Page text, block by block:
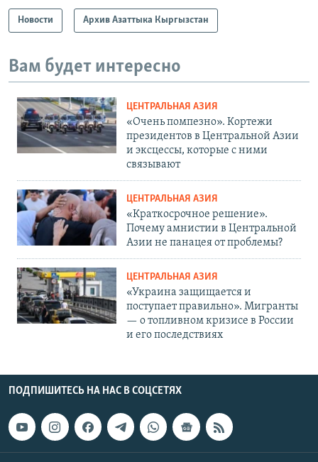
Новости Архив Азаттыка Кыргызстан
Вам будет интересно
ЦЕНТРАЛЬНАЯ АЗИЯ
«Очень помпезно». Кортежи
президентов в Центральной Азии
и эксцессы, которые с ними
связывают
ЦЕНТРАЛЬНАЯ АЗИЯ
«Краткосрочное решение».
Почему амнистии в Центральной
Азии не панацея от проблемы?
ЦЕНТРАЛЬНАЯ АЗИЯ
«Украина защищается и
поступает правильно». Мигранты
— о топливном кризисе в России
и его последствиях
ПОДПИШИТЕСЬ НА НАС В СОЦСЕТЯХ